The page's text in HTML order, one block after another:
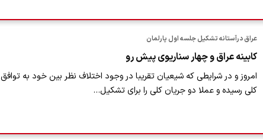
عراق درآستانه تشکیل جلسه اول پارلمان
کابینه عراق و چهار سناریوی پیش رو
امروز و در شرایطی که شیعیان تقریبا در وجود اختلاف نظر بین خود به توافق
کلی رسیده و عملا دو جریان کلی را برای تشکیل…